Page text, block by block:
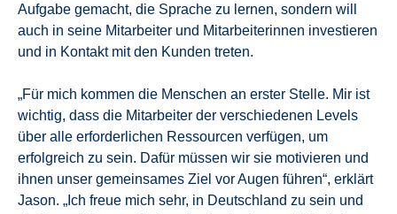
Aufgabe gemacht, die Sprache zu lernen, sondern will
auch in seine Mitarbeiter und Mitarbeiterinnen investieren
und in Kontakt mit den Kunden treten.
„Für mich kommen die Menschen an erster Stelle. Mir ist
wichtig, dass die Mitarbeiter der verschiedenen Levels
über alle erforderlichen Ressourcen verfügen, um
erfolgreich zu sein. Dafür müssen wir sie motivieren und
ihnen unser gemeinsames Ziel vor Augen führen“, erklärt
Jason. „Ich freue mich sehr, in Deutschland zu sein und